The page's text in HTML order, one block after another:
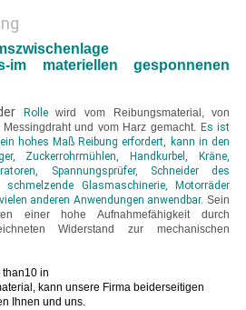
im materiellen gesponnenen
Rollewird vom Reibungsmaterial, von
und vom Harz gemacht. Es ist
hohes Maß Reibung erfordert, kann in den
Zuckerrohrmühlen, Handkurbel, Kräne,
Spannungsprüfer, Schneider des
schmelzende Glasmaschinerie, Motorräder
anderen Anwendungen anwendbar. Sein
einer hohe Aufnahmefähigkeit durch
Widerstand zur mechanischen
than10 in
kann unsere Firma beiderseitigen
Ihnen und uns.